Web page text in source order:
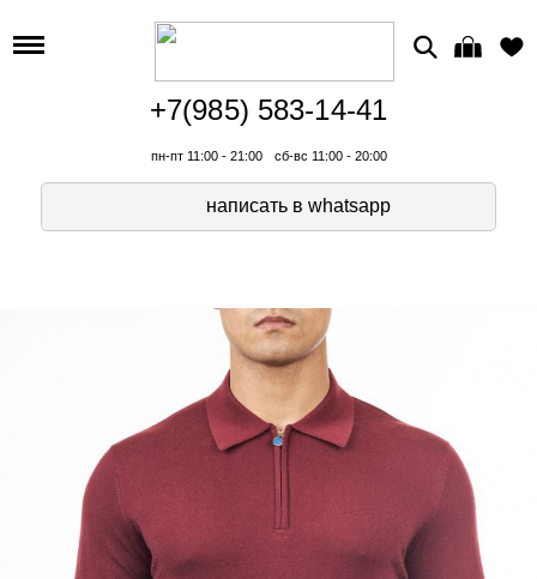
+7(985) 583-14-41
пн-пт 11:00 - 21:00 сб-вс 11:00 - 20:00
написать в whatsapp